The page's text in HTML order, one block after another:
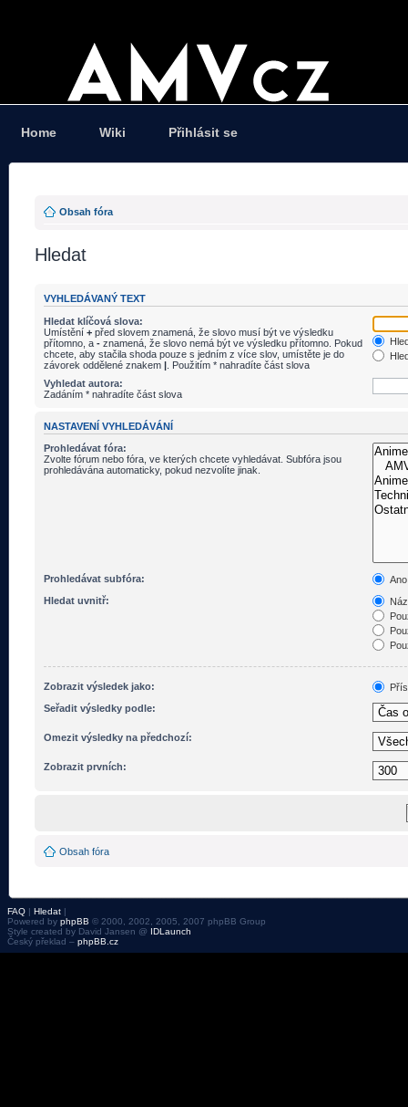
Home Wiki Přihlásit se
Obsah fóra
Hledat
VYHLEDÁVANÝ TEXT
Hledat klíčová slova:
Umístění + před slovem znamená, že slovo musí být ve výsledku
přítomno, a - znamená, že slovo nemá být ve výsledku přítomno. Pokud
chcete, aby stačila shoda pouze s jedním z více slov, umístěte je do
závorek oddělené znakem | . Použitím * nahradíte část slova
Vyhledat autora:
Zadáním * nahradíte část slova
NASTAVENÍ VYHLEDÁVÁNÍ
Prohledávat fóra:
Zvolte fórum nebo fóra, ve kterých chcete vyhledávat. Subfóra jsou
prohledávána automaticky, pokud nezvolíte jinak.
Prohledávat subfóra:
Ano
Hledat uvnitř:
Zobrazit výsledek jako:
Seřadit výsledky podle:
Omezit výsledky na předchozí:
Zobrazit prvních:
Obsah fóra
FAQ | Hledat |
Powered by phpBB © 2000, 2002, 2005, 2007 phpBB Group
Style created by David Jansen @ IDLaunch
Český překlad – phpBB.cz